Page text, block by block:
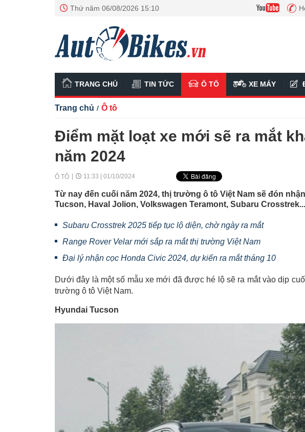
Thứ năm 06/08/2026 15:10
TRANG CHỦ TIN TỨC Ô TÔ XE MÁY
Trang chủ / Ô tô
Điểm mặt loạt xe mới sẽ ra mắt
năm 2024
Ô TÔ 11:33 | 01/10/2024
Từ nay đến cuối năm 2024, thị trường ô tô Việt Nam sẽ đón
Tucson, Haval Jolion, Volkswagen Teramont, Subaru
Subaru Crosstrek 2025 tiếp tục lộ diện, chờ ngày ra mắt
Range Rover Velar mới sắp ra mắt thị trường Việt Nam
Đại lý nhận cọc Honda Civic 2024, dự kiến ra mắt tháng 10
Dưới đây là một số mẫu xe mới đã được hé lộ sẽ ra mắt vào dịp
trường ô tô Việt Nam.
Hyundai Tucson